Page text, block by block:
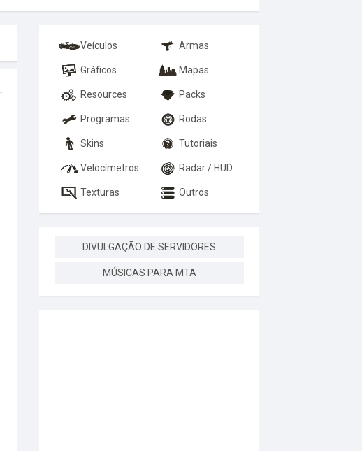
Veículos Armas
Gráficos Mapas
Resources Packs
Programas Rodas
Skins Tutoriais
Velocímetros Radar / HUD
Texturas Outros
DIVULGAÇÃO DE SERVIDORES
MÚSICAS PARA MTA